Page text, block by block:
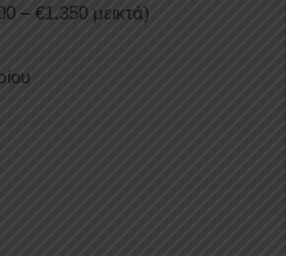
– €1.350 μεικτά)